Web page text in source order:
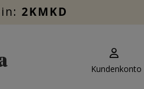
2KMKD
Kundenkonto